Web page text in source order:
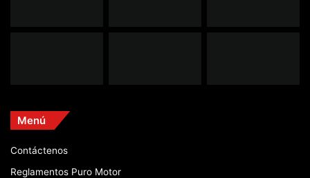
Menú
Contáctenos
Reglamentos Puro Motor